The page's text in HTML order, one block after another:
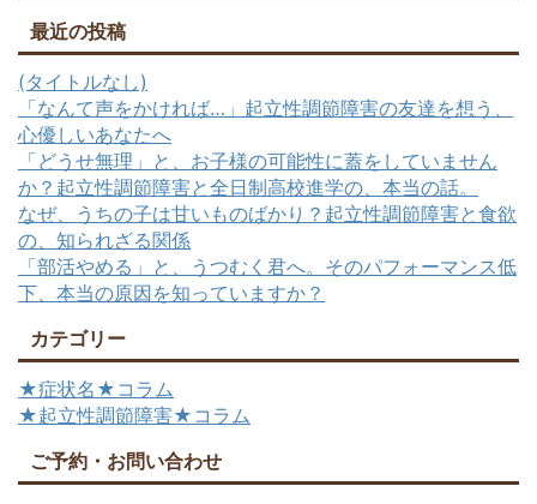
最近の投稿
(タイトルなし)
「なんて声をかければ…」起立性調節障害の友達を想う、
心優しいあなたへ
「どうせ無理」と、お子様の可能性に蓋をしていません
か？起立性調節障害と全日制高校進学の、本当の話。
なぜ、うちの子は甘いものばかり？起立性調節障害と食欲
の、知られざる関係
「部活やめる」と、うつむく君へ。そのパフォーマンス低
下、本当の原因を知っていますか？
カテゴリー
★症状名★コラム
★起立性調節障害★コラム
ご予約・お問い合わせ